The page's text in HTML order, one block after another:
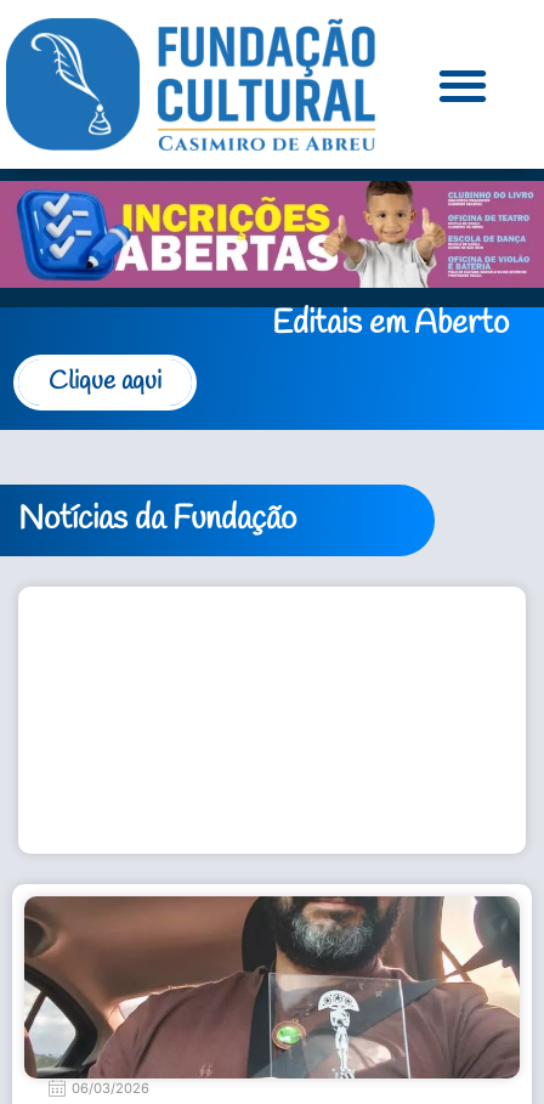
Editais em Aberto
Clique aqui
Notícias da Fundação
06/03/2026